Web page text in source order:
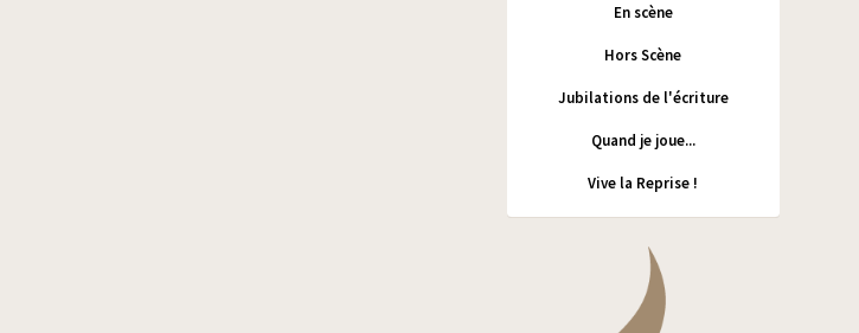
En scène
Hors Scène
Jubilations de l'écriture
Quand je joue...
Vive la Reprise !